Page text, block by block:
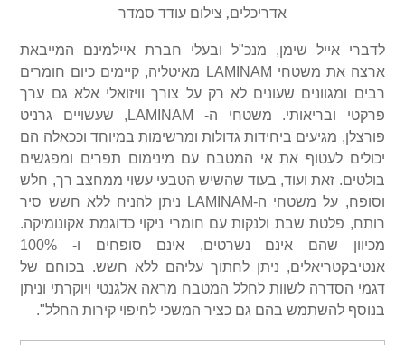
אדריכלים, צילום עודד סמדר
לדברי אייל שימן, מנכ"ל ובעלי חברת איילמינם המייבאת
ארצה את משטחי LAMINAM
מאיטליה, קיימים כיום חומרים
רבים ומגוונים שעונים לא רק על צורך וויזואלי אלא גם ערך
פרקטי ובריאותי. משטחי ה-
LAMINAM , שעשויים גרניט
פורצלן, מגיעים ביחידות גדולות ומרשימות במיוחד וככאלה הם
יכולים לעטוף את אי המטבח עם מינימום תפרים ומפגשים
בולטים. זאת ועוד, בעוד שהשיש הטבעי עשוי ממחצב רך, חלש
וסופח, על משטחי ה-LAMINAM
ניתן להניח ללא חשש סיר
רותח, פלטת שבת ולנקות עם חומרי ניקוי כדוגמת אקונומיקה.
מכיוון שהם אינם נשרטים, אינם סופחים ו- 100%
אנטיבקטריאלים, ניתן לחתוך עליהם ללא חשש. בכוחם של
דגמי הסדרה לשוות לחלל המטבח מראה אלגנטי ויוקרתי וניתן
בנוסף להשתמש בהם גם כציר המשכי לחיפוי קירות החלל".